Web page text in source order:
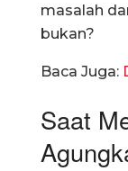
masalah
bukan?
Baca Juga:
Saat